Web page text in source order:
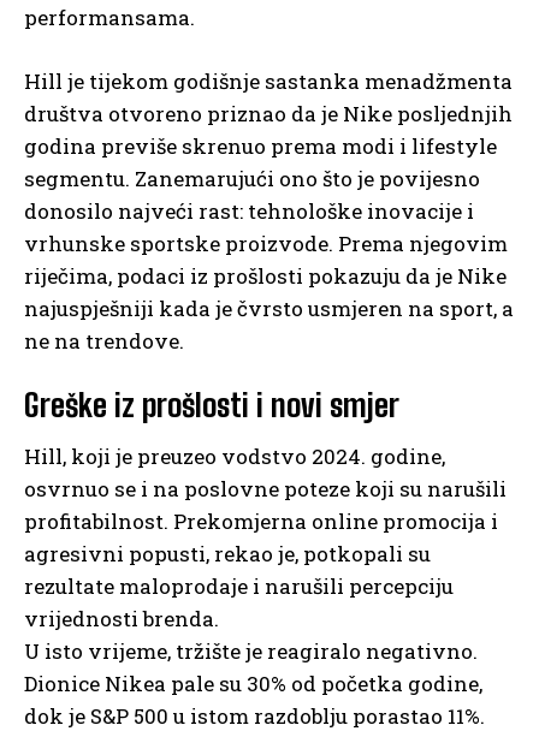
performansama.
Hill je tijekom godišnje sastanka menadžmenta
društva otvoreno priznao da je Nike posljednjih
godina previše skrenuo prema modi i lifestyle
segmentu. Zanemarujući ono što je povijesno
donosilo najveći rast: tehnološke inovacije i
vrhunske sportske proizvode. Prema njegovim
riječima, podaci iz prošlosti pokazuju da je Nike
najuspješniji kada je čvrsto usmjeren na sport, a
ne na trendove.
Greške iz prošlosti i novi smjer
Hill, koji je preuzeo vodstvo 2024. godine,
osvrnuo se i na poslovne poteze koji su narušili
profitabilnost. Prekomjerna online promocija i
agresivni popusti, rekao je, potkopali su
rezultate maloprodaje i narušili percepciju
vrijednosti brenda.
U isto vrijeme, tržište je reagiralo negativno.
Dionice Nikea pale su 30% od početka godine,
dok je S&P 500 u istom razdoblju porastao 11%.